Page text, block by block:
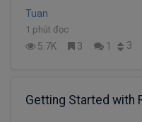
Tuan
1 phút đọc
5.7K 3 1 3
Getting Started with